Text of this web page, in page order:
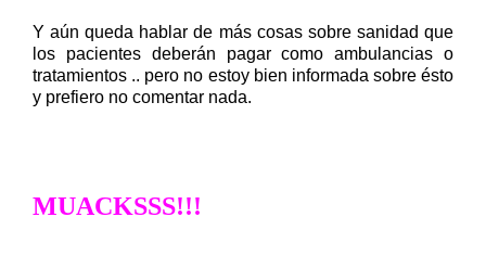
Y aún queda hablar de más cosas sobre sanidad que
los pacientes deberán pagar como ambulancias o
tratamientos .. pero no estoy bien informada sobre ésto
y prefiero no comentar nada.
MUACKSSS!!!